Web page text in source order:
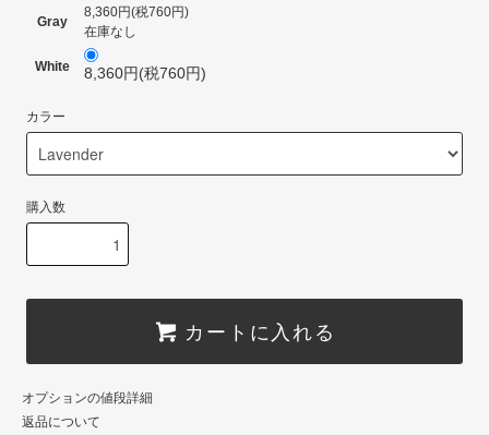
Gray
8,360円(税760円)
在庫なし
White 8,360円(税760円)
カラー
購入数
カートに入れる
オプションの値段詳細
返品について